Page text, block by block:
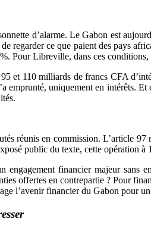
d’alarme. Le Gabon est
regarder ce que paient des pays
Pour Libreville, dans ces
et 110 milliards de francs CFA
emprunté, uniquement en intérêts.
réunis en commission. L’article
public du texte, cette opération
engagement financier majeur sans
offertes en contrepartie ? Pour
l’avenir financier du Gabon pour